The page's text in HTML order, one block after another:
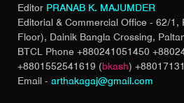
Editor PRANAB K. MAJUMDER
Editorial & Commercial Office - 62/1,
Floor), Dainik Bangla Crossing,
BTCL Phone +880241051450
+8801552541619 (bkash)
Email - arthakagaj@gmail.com